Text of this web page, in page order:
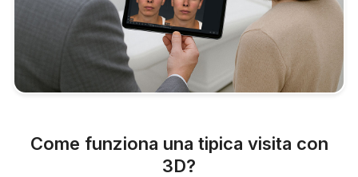
Come funziona una tipica visita con
3D?